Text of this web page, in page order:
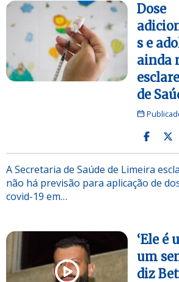
Dose
s e
ainda
de
A Secretaria de Saúde de Limeira
não há previsão para aplicação de
covid-19 em…
‘Ele é
um
diz